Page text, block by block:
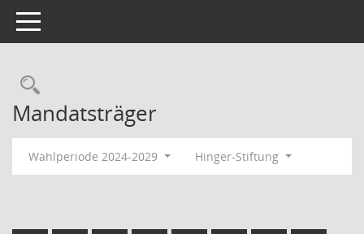
Toggle navigation
Rechercheauswahl
Mandatsträger
Wahlperiode 2024-2029 Hinger-Stiftung